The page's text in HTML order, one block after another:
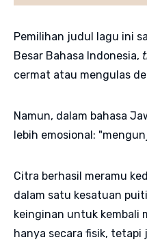
Pemilihan judul lagu ini
Besar Bahasa Indonesia,
cermat atau mengulas
Namun, dalam bahasa
lebih emosional:
Citra berhasil meramu
dalam satu kesatuan
keinginan untuk kembali
hanya secara fisik, tetapi